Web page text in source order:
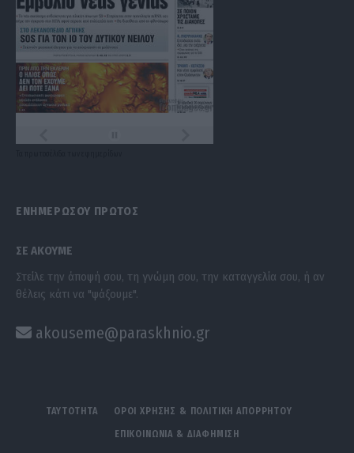
ΕΝΗΜΕΡΩΣΟΥ ΠΡΩΤΟΣ
ΣΕ ΑΚΟΥΜΕ
Στείλε την άποψή σου, τη γνώμη σου, την καταγγελία σου, ή αν
θέλεις κάτι να "ψάξουμε".
akouseme@paraskhnio.gr
ΤΑΥΤΟΤΗΤΑ ΟΡΟΙ ΧΡΗΣΗΣ & ΠΟΛΙΤΙΚΗ ΑΠΟΡΡΗΤΟΥ
ΕΠΙΚΟΙΝΩΝΙΑ & ΔΙΑΦΗΜΙΣΗ